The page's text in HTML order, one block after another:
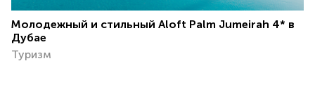
Молодежный и стильный Aloft Palm Jumeirah 4* в
Дубае
Туризм